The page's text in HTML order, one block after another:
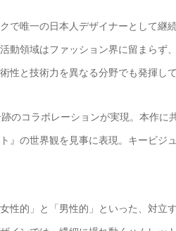
で唯一の日本人デザイナーとして継
動領域はファッション界に留まらず
性と技術力を異なる分野でも発揮し
のコラボレーションが実現。本作に
』の世界観を見事に表現。キービジ
的」と「男性的」といった、対立